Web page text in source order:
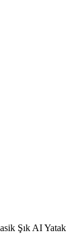
Şık AI Yatak